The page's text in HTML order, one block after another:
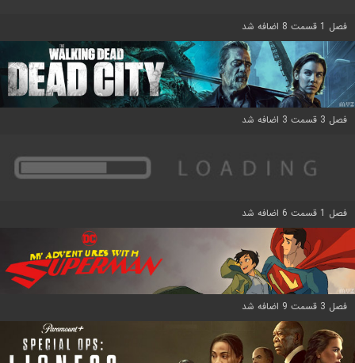
فصل 1 قسمت 8 اضافه شد
فصل 3 قسمت 3 اضافه شد
فصل 1 قسمت 6 اضافه شد
فصل 3 قسمت 9 اضافه شد